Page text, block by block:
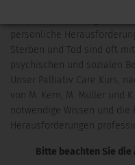
persönliche
Sterben und Tod sind oft
psychischen und sozialen
Unser Palliativ Care Kurs,
von M. Kern, M. Müller und
notwendige Wissen und die
Herausforderungen
Bitte beachten Sie die